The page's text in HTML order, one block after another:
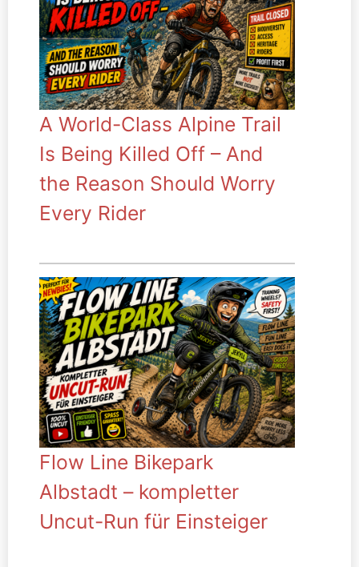
A World-Class Alpine Trail
Is Being Killed Off – And
the Reason Should Worry
Every Rider
Flow Line Bikepark
Albstadt – kompletter
Uncut-Run für Einsteiger